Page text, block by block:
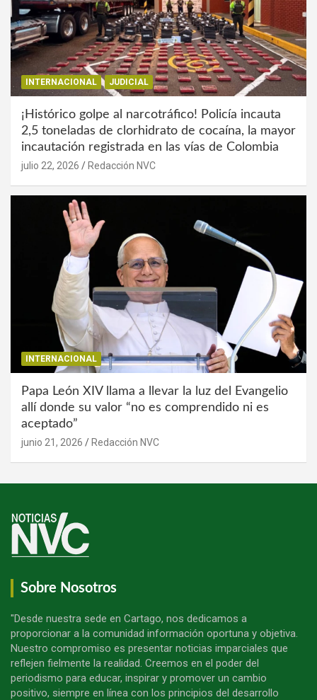
INTERNACIONAL JUDICIAL
¡Histórico golpe al narcotráfico! Policía incauta
2,5 toneladas de clorhidrato de cocaína, la mayor
incautación registrada en las vías de Colombia
julio 22, 2026 Redacción NVC
INTERNACIONAL
Papa León XIV llama a llevar la luz del Evangelio
allí donde su valor “no es comprendido ni es
aceptado”
junio 21, 2026 Redacción NVC
Sobre Nosotros
"Desde nuestra sede en Cartago, nos dedicamos a
proporcionar a la comunidad información oportuna y objetiva.
Nuestro compromiso es presentar noticias imparciales que
reflejen fielmente la realidad. Creemos en el poder del
periodismo para educar, inspirar y promover un cambio
positivo, siempre en línea con los principios del desarrollo